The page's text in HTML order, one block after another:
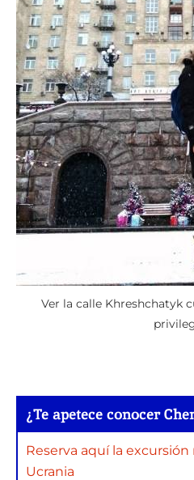
Ver la calle Khreshchatyk
¿Te apetece conocer
Reserva aquí la
Ucrania